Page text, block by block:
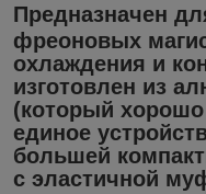
Предназначен
фреоновых
охлаждения и
изготовлен из
(который хорошо
единое
большей
с эластичной